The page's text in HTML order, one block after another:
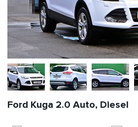
Ford Kuga 2.0 Auto, Diesel